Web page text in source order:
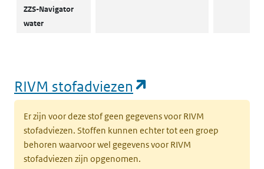
ZZS-Navigator
water
RIVM stofadviezen
Er zijn voor deze stof geen gegevens voor RIVM
stofadviezen. Stoffen kunnen echter tot een groep
behoren waarvoor wel gegevens voor RIVM
stofadviezen zijn opgenomen.